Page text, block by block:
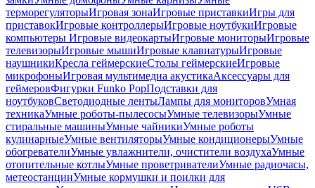
терморегуляторыИгровая зонаИгровые приставкиИгры для
приставокИгровые контроллерыИгровые ноутбукиИгровые
компьютеры Игровые видеокартыИгровые мониторыИгровые
телевизорыИгровые мышиИгровые клавиатурыИгровые
наушникиКресла геймерскиеСтолы геймерскиеИгровые
микрофоныИгровая мультимедиа акустикаАксессуары для
геймеровФигурки Funko PopПодставки для
ноутбуковСветодиодные лентыЛампы для мониторовУмная
техникаУмные роботы-пылесосыУмные телевизорыУмные
стиральные машиныУмные чайникиУмные роботы
кулинарныеУмные вентиляторыУмные кондиционерыУмные
обогревателиУмные увлажнители, очистители воздухаУмные
отопительные котлыУмные проветривателиУмные радиочасы,
метеостанцииУмные кормушки и поилки для